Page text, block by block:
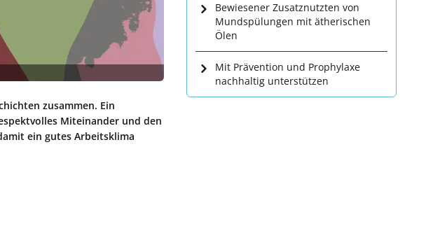
zusammen. Ein
Miteinander und den
ein gutes Arbeitsklima
Bewiesener Zusatznutzten von
Mundspülungen mit ätherischen
Ölen
Mit Prävention und Prophylaxe
nachhaltig unterstützen